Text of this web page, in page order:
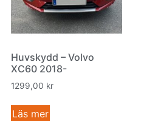
Huvskydd – Volvo
XC60 2018-
1299,00 kr
Läs mer